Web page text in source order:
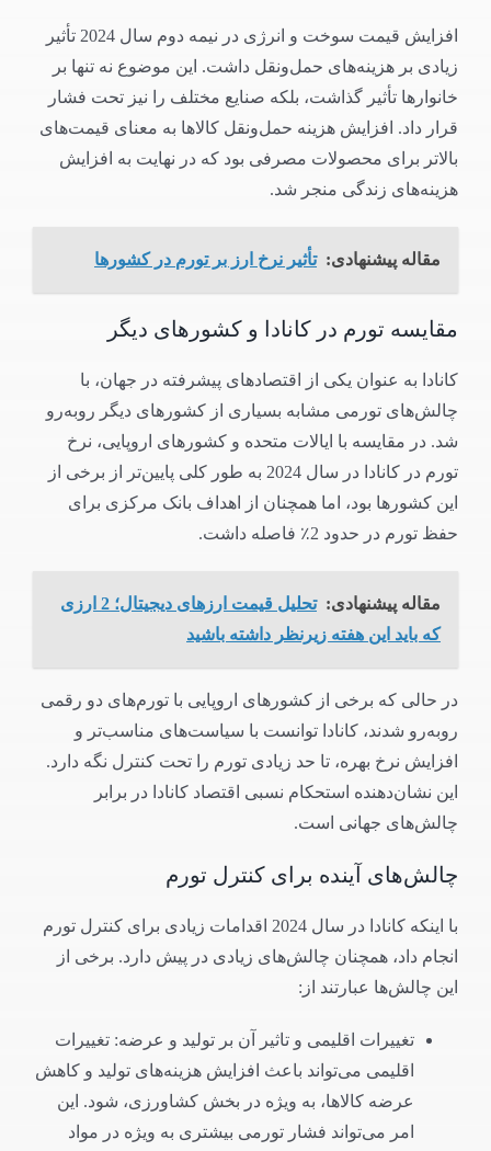
افزایش قیمت سوخت و انرژی در نیمه دوم سال 2024 تأثیر
زیادی بر هزینه‌های حمل‌ونقل داشت. این موضوع نه تنها بر
خانوارها تأثیر گذاشت، بلکه صنایع مختلف را نیز تحت فشار
قرار داد. افزایش هزینه حمل‌ونقل کالاها به معنای قیمت‌های
بالاتر برای محصولات مصرفی بود که در نهایت به افزایش
هزینه‌های زندگی منجر شد.
مقاله پیشنهادی: تأثیر نرخ ارز بر تورم در کشورها
مقایسه تورم در کانادا و کشورهای دیگر
کانادا به عنوان یکی از اقتصادهای پیشرفته در جهان، با
چالش‌های تورمی مشابه بسیاری از کشورهای دیگر روبه‌رو
شد. در مقایسه با ایالات متحده و کشورهای اروپایی، نرخ
تورم در کانادا در سال 2024 به طور کلی پایین‌تر از برخی از
این کشورها بود، اما همچنان از اهداف بانک مرکزی برای
حفظ تورم در حدود 2٪ فاصله داشت.
مقاله پیشنهادی:
تحلیل قیمت ارزهای دیجیتال؛ 2 ارزی
که باید این هفته زیرنظر داشته باشید
در حالی که برخی از کشورهای اروپایی با تورم‌های دو رقمی
روبه‌رو شدند، کانادا توانست با سیاست‌های مناسب‌تر و
افزایش نرخ بهره، تا حد زیادی تورم را تحت کنترل نگه دارد.
این نشان‌دهنده استحکام نسبی اقتصاد کانادا در برابر
چالش‌های جهانی است.
چالش‌های آینده برای کنترل تورم
با اینکه کانادا در سال 2024 اقدامات زیادی برای کنترل تورم
انجام داد، همچنان چالش‌های زیادی در پیش دارد. برخی از
این چالش‌ها عبارتند از:
تغییرات اقلیمی و تاثیر آن بر تولید و عرضه: تغییرات
اقلیمی می‌تواند باعث افزایش هزینه‌های تولید و کاهش
عرضه کالاها، به ویژه در بخش کشاورزی، شود. این
امر می‌تواند فشار تورمی بیشتری به ویژه در مواد